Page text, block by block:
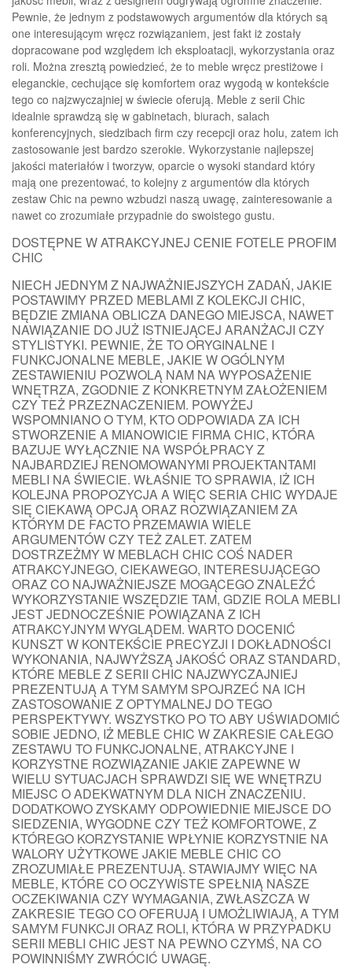
Pewnie, że jednym z podstawowych argumentów dla których są
one interesującym wręcz rozwiązaniem, jest fakt iż zostały
dopracowane pod względem ich eksploatacji, wykorzystania oraz
roli. Można zresztą powiedzieć, że to meble wręcz prestiżowe i
eleganckie, cechujące się komfortem oraz wygodą w kontekście
tego co najzwyczajniej w świecie oferują. Meble z serii Chic
idealnie sprawdzą się w gabinetach, biurach, salach
konferencyjnych, siedzibach firm czy recepcji oraz holu, zatem ich
zastosowanie jest bardzo szerokie. Wykorzystanie najlepszej
jakości materiałów i tworzyw, oparcie o wysoki standard który
mają one prezentować, to kolejny z argumentów dla których
zestaw Chic na pewno wzbudzi naszą uwagę, zainteresowanie a
nawet co zrozumiałe przypadnie do swoistego gustu.
DOSTĘPNE W ATRAKCYJNEJ CENIE FOTELE PROFIM
CHIC
NIECH JEDNYM Z NAJWAŻNIEJSZYCH ZADAŃ, JAKIE
POSTAWIMY PRZED MEBLAMI Z KOLEKCJI CHIC,
BĘDZIE ZMIANA OBLICZA DANEGO MIEJSCA, NAWET
NAWIĄZANIE DO JUŻ ISTNIEJĄCEJ ARANŻACJI CZY
STYLISTYKI. PEWNIE, ŻE TO ORYGINALNE I
FUNKCJONALNE MEBLE, JAKIE W OGÓLNYM
ZESTAWIENIU POZWOLĄ NAM NA WYPOSAŻENIE
WNĘTRZA, ZGODNIE Z KONKRETNYM ZAŁOŻENIEM
CZY TEŻ PRZEZNACZENIEM. POWYŻEJ
WSPOMNIANO O TYM, KTO ODPOWIADA ZA ICH
STWORZENIE A MIANOWICIE FIRMA CHIC, KTÓRA
BAZUJE WYŁĄCZNIE NA WSPÓŁPRACY Z
NAJBARDZIEJ RENOMOWANYMI PROJEKTANTAMI
MEBLI NA ŚWIECIE. WŁAŚNIE TO SPRAWIA, IŻ ICH
KOLEJNA PROPOZYCJA A WIĘC SERIA CHIC WYDAJE
SIĘ CIEKAWĄ OPCJĄ ORAZ ROZWIĄZANIEM ZA
KTÓRYM DE FACTO PRZEMAWIA WIELE
ARGUMENTÓW CZY TEŻ ZALET. ZATEM
DOSTRZEŻMY W MEBLACH CHIC COŚ NADER
ATRAKCYJNEGO, CIEKAWEGO, INTERESUJĄCEGO
ORAZ CO NAJWAŻNIEJSZE MOGĄCEGO ZNALEŹĆ
WYKORZYSTANIE WSZĘDZIE TAM, GDZIE ROLA MEBLI
JEST JEDNOCZEŚNIE POWIĄZANA Z ICH
ATRAKCYJNYM WYGLĄDEM. WARTO DOCENIĆ
KUNSZT W KONTEKŚCIE PRECYZJI I DOKŁADNOŚCI
WYKONANIA, NAJWYŻSZĄ JAKOŚĆ ORAZ STANDARD,
KTÓRE MEBLE Z SERII CHIC NAJZWYCZAJNIEJ
PREZENTUJĄ A TYM SAMYM SPOJRZEĆ NA ICH
ZASTOSOWANIE Z OPTYMALNEJ DO TEGO
PERSPEKTYWY. WSZYSTKO PO TO ABY UŚWIADOMIĆ
SOBIE JEDNO, IŻ MEBLE CHIC W ZAKRESIE CAŁEGO
ZESTAWU TO FUNKCJONALNE, ATRAKCYJNE I
KORZYSTNE ROZWIĄZANIE JAKIE ZAPEWNE W
WIELU SYTUACJACH SPRAWDZI SIĘ WE WNĘTRZU
MIEJSC O ADEKWATNYM DLA NICH ZNACZENIU.
DODATKOWO ZYSKAMY ODPOWIEDNIE MIEJSCE DO
SIEDZENIA, WYGODNE CZY TEŻ KOMFORTOWE, Z
KTÓREGO KORZYSTANIE WPŁYNIE KORZYSTNIE NA
WALORY UŻYTKOWE JAKIE MEBLE CHIC CO
ZROZUMIAŁE PREZENTUJĄ. STAWIAJMY WIĘC NA
MEBLE, KTÓRE CO OCZYWISTE SPEŁNIĄ NASZE
OCZEKIWANIA CZY WYMAGANIA, ZWŁASZCZA W
ZAKRESIE TEGO CO OFERUJĄ I UMOŻLIWIAJĄ, A TYM
SAMYM FUNKCJI ORAZ ROLI, KTÓRA W PRZYPADKU
SERII MEBLI CHIC JEST NA PEWNO CZYMŚ, NA CO
POWINNIŚMY ZWRÓCIĆ UWAGĘ.